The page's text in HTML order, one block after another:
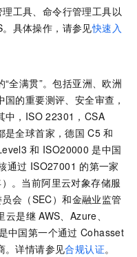
工具、命令行管理工具以
。具体操作，请参见快速入
全满贯”。包括亚洲、欧洲
的重要测评、安全审查，
中，ISO 22301，CSA
是全球首家，德国 C5 和
和 ISO20000 是中国
通过 ISO27001 的第一家
。当前阿里云对象存储服
会（SEC）和金融业监管
云是继 AWS、Azure、
中国第一个通过 Cohasset
。详情请参见合规认证。